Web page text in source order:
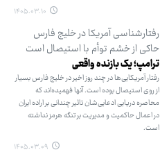
۱۴۰۵.۰۳.۱۰
رفتارشناسی آمریکا در خلیج فارس
حاکی از خشم توأم با استیصال است
ترامپ؛ یک بازنده واقعی
رفتار آمریکایی‌ها در چند روز اخیر در خلیج فارس بسیار
از روی استیصال بوده است. آنها فهمیده‌اند که
محاصره دریایی ادعایی‌شان تاثیر چندانی بر اراده ایران
در اعمال حاکمیت و مدیریت بر تنگه هرمز نداشته
است.
۱۴۰۵.۰۳.۰۹